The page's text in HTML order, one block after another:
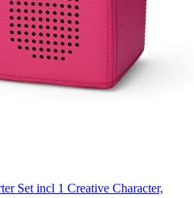
Set incl 1 Creative Character,